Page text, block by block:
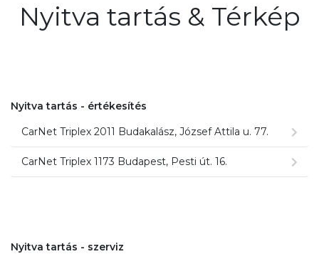
Nyitva tartás & Térkép
Nyitva tartás - értékesítés
CarNet Triplex 2011 Budakalász, József Attila u. 77.
CarNet Triplex 1173 Budapest, Pesti út. 16.
Nyitva tartás - szerviz